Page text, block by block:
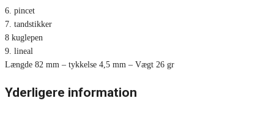
6. pincet
7. tandstikker
8 kuglepen
9. lineal
Længde 82 mm – tykkelse 4,5 mm – Vægt 26 gr
Yderligere information